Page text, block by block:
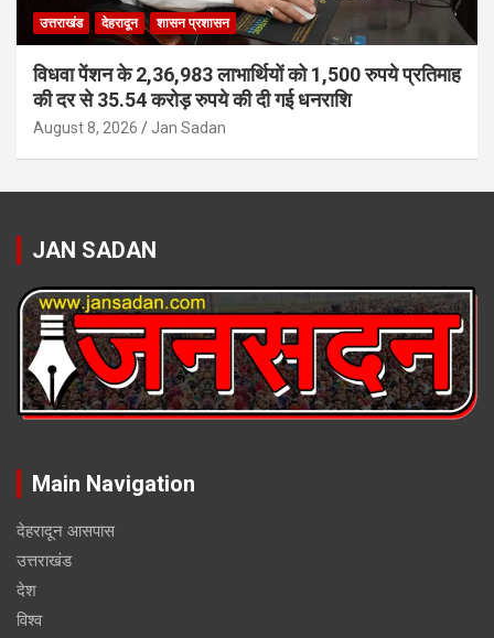
उत्तराखंड देहरादून शासन प्रशासन
विधवा पेंशन के 2,36,983 लाभार्थियों को 1,500 रुपये प्रतिमाह
की दर से 35.54 करोड़ रुपये की दी गई धनराशि
August 8, 2026 Jan Sadan
JAN SADAN
Main Navigation
देहरादून आसपास
उत्तराखंड
देश
विश्व